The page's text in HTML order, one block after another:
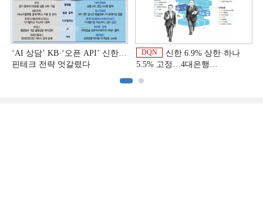
‘AI 상담’ KB·‘오픈 API’ 신한…
핀테크 전략 엇갈렸다
DQN
신한 6.9% 상한·하나
5.5% 고정…4대은행